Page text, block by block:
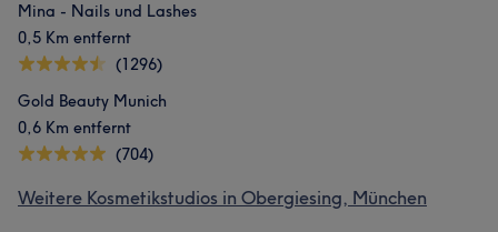
Mina - Nails und Lashes
0,5 Km entfernt
(1296)
Gold Beauty Munich
0,6 Km entfernt
(704)
Weitere Kosmetikstudios in Obergiesing, München